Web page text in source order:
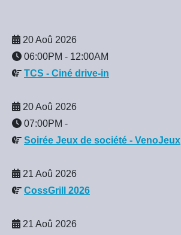
20 Aoû 2026
06:00PM - 12:00AM
TCS - Ciné drive-in
20 Aoû 2026
07:00PM -
Soirée Jeux de société - VenoJeux
21 Aoû 2026
CossGrill 2026
21 Aoû 2026